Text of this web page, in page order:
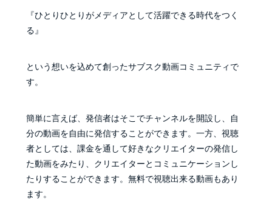
『ひとりひとりがメディアとして活躍できる時代をつく
る』
という想いを込めて創ったサブスク動画コミュニティで
す。
簡単に言えば、発信者はそこでチャンネルを開設し、自
分の動画を自由に発信することができます。一方、視聴
者としては、課金を通して好きなクリエイターの発信し
た動画をみたり、クリエイターとコミュニケーションし
たりすることができます。無料で視聴出来る動画もあり
ます。